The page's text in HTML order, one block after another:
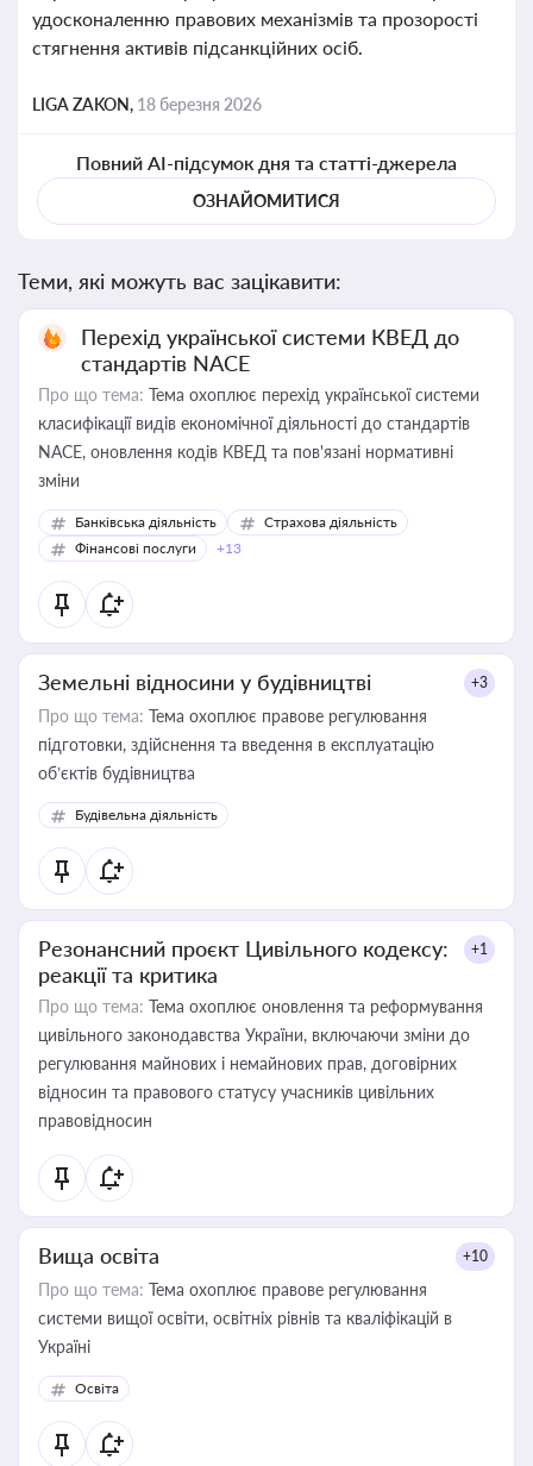
удосконаленню правових механізмів та прозорості
стягнення активів підсанкційних осіб.
LIGA ZAKON, 18 березня 2026
Повний AI-підсумок дня та статті-джерела
ОЗНАЙОМИТИСЯ
Теми, які можуть вас зацікавити:
Перехід української системи КВЕД до
стандартів NACE
Про що тема: Тема охоплює перехід української системи
класифікації видів економічної діяльності до стандартів
NACE, оновлення кодів КВЕД та пов'язані нормативні
зміни
Банківська діяльність
Страхова діяльність
Фінансові послуги
+13
Земельні відносини у будівництві +3
Про що тема: Тема охоплює правове регулювання
підготовки, здійснення та введення в експлуатацію
об’єктів будівництва
Будівельна діяльність
Резонансний проєкт Цивільного кодексу:
реакції та критика
+1
Про що тема: Тема охоплює оновлення та реформування
цивільного законодавства України, включаючи зміни до
регулювання майнових і немайнових прав, договірних
відносин та правового статусу учасників цивільних
правовідносин
Вища освіта +10
Про що тема: Тема охоплює правове регулювання
системи вищої освіти, освітніх рівнів та кваліфікацій в
Україні
Освіта